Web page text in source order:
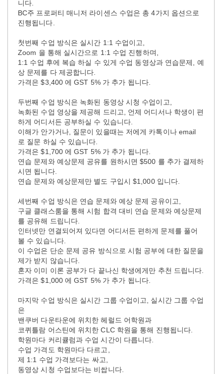
니다.
BC주 프로퍼티 매니저 라이센스 수업은 총 4가지 옵션으로
진행됩니다.
첫번째 수업 방식은 실시간 1:1 수업이고,
Zoom 을 통해 실시간으로 1:1 수업 진행하며,
1:1 수업 후에 복습 하실 수 있게 수업 동영상과 연습문제, 예
상 문제를 다 제공합니다.
가격은 $3,400 에 GST 5% 가 추가 됩니다.
두번째 수업 방식은 녹화된 동영상 시청 수업이고,
녹화된 수업 영상을 제공해 드리고, 언제 어디서나 학생이 편
하게 어디서든 공부하실 수 있습니다.
이해가 안가거나, 질문이 있을때는 저에게 카톡이나 email
로 질문 하실 수 있습니다.
가격은 $1,700 에 GST 5% 가 추가 됩니다.
연습 문제와 예상문제 공유를 원하시면 $500 를 추가 결제하
시면 됩니다.
연습 문제와 예상문제만 별도 구입시 $1,000 입니다.
세번째 수업 방식은 연습 문제와 예상 문제 공유이고,
구글 클래스룸을 통해 시험 합격 대비 연습 문제와 예상문제
를 공유해 드립니다.
인터넷만 연결되어져 있다면 어디서든 편하게 문제를 풀어
볼 수 있습니다.
이 수업은 단순 문제 공유 방식으로 시험 공부에 대한 질문을
제가 받지 않습니다.
혼자 이미 이론 공부가 다 끝나신 학생에게만 추천 드립니다.
가격은 $1,000 에 GST 5% 가 추가 됩니다.
마지막 수업 방식은 실시간 그룹 수업이고, 실시간 그룹 수업
은
밴쿠버 다운타운에 위치한 헤럴드 어학원과
코퀴틀람 어스틴에 위치한 CLC 학원을 통해 진행됩니다.
학원마다 커리큘럼과 수업 시간이 다릅니다.
수업 가격도 학원마다 다르고,
제 1:1 수업 가격보다는 싸고,
동영상 시청 수업보다는 비쌉니다.